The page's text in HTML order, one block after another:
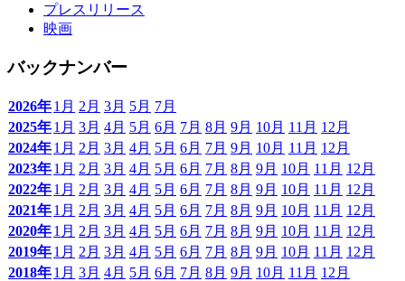
プレスリリース
映画
バックナンバー
2026年1月 2月 3月 5月 7月
2025年1月 3月 4月 5月 6月 7月 8月 9月 10月 11月 12月
2024年1月 2月 3月 4月 5月 6月 7月 9月 10月 11月 12月
2023年1月 2月 3月 4月 5月 6月 7月 8月 9月 10月 11月 12月
2022年1月 2月 3月 4月 5月 6月 7月 8月 9月 10月 11月 12月
2021年1月 2月 3月 4月 5月 6月 7月 8月 9月 10月 11月 12月
2020年1月 2月 3月 4月 5月 6月 7月 8月 9月 10月 11月 12月
2019年1月 2月 3月 4月 5月 6月 7月 8月 9月 10月 11月 12月
2018年1月 3月 4月 5月 6月 7月 8月 9月 10月 11月 12月